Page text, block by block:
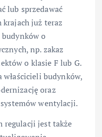
lub sprzedawać
już teraz
o
np. zakaz
o klasie F lub G.
właścicieli budynków,
oraz
wentylacji.
regulacji jest także